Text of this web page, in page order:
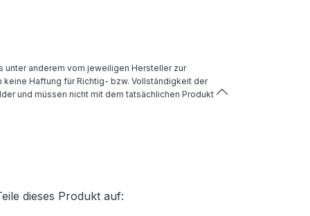
unter anderem vom jeweiligen Hersteller zur
Haftung für Richtig- bzw. Vollständigkeit der
und müssen nicht mit dem tatsächlichen Produkt
dieses Produkt auf: